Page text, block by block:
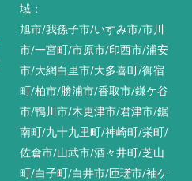
域：
旭市/我孫子市/いすみ市/市川
市/一宮町/市原市/印西市/浦安
市/大網白里市/大多喜町/御宿
町/柏市/勝浦市/香取市/鎌ケ谷
市/鴨川市/木更津市/君津市/鋸
南町/九十九里町/神崎町/栄町/
佐倉市/山武市/酒々井町/芝山
町/白子町/白井市/匝瑳市/袖ケ